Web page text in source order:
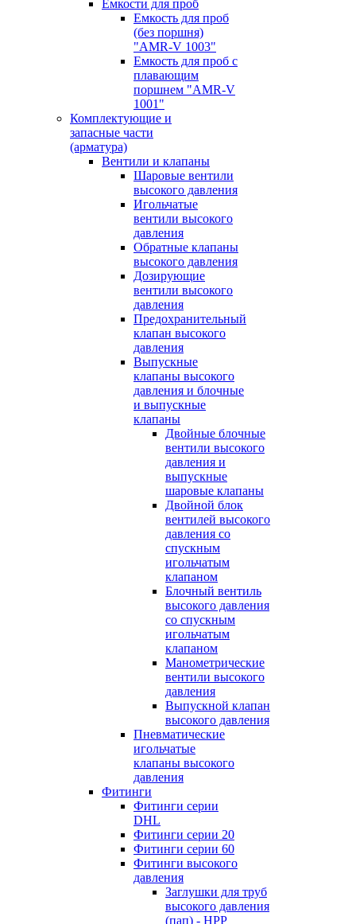
Емкости для проб
Емкость для проб
(без поршня)
"AMR-V 1003"
Емкость для проб с
плавающим
поршнем "AMR-V
1001"
Комплектующие и
запасные части
(арматура)
Вентили и клапаны
Шаровые вентили
высокого давления
Игольчатые
вентили высокого
давления
Обратные клапаны
высокого давления
Дозирующие
вентили высокого
давления
Предохранительный
клапан высокого
давления
Выпускные
клапаны высокого
давления и блочные
и выпускные
клапаны
Двойные блочные
вентили высокого
давления и
выпускные
шаровые клапаны
Двойной блок
вентилей высокого
давления со
спускным
игольчатым
клапаном
Блочный вентиль
высокого давления
со спускным
игольчатым
клапаном
Манометрические
вентили высокого
давления
Выпускной клапан
высокого давления
Пневматические
игольчатые
клапаны высокого
давления
Фитинги
Фитинги серии
DHL
Фитинги серии 20
Фитинги серии 60
Фитинги высокого
давления
Заглушки для труб
высокого давления
(пап) - HPP